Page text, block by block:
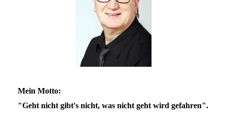
Mein Motto:
"Geht nicht gibt's nicht, was nicht geht wird gefahren".